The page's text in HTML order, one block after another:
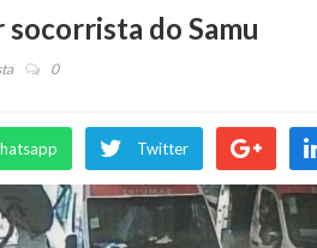
socorrista do Samu
0
Twitter